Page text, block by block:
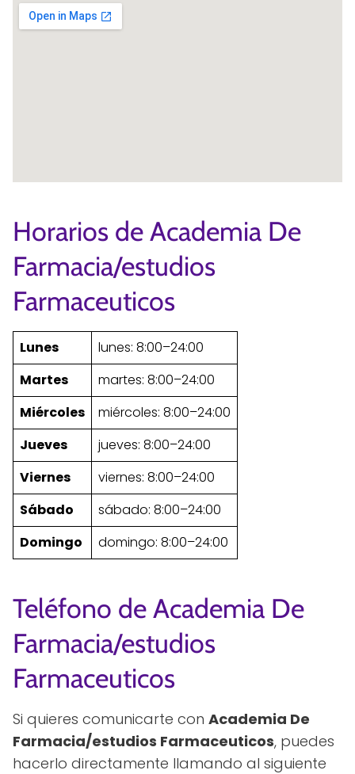
Horarios de Academia De
Farmacia/estudios
Farmaceuticos
Lunes
lunes: 8:00–24:00
Martes
martes: 8:00–24:00
Miércoles
miércoles: 8:00–24:00
Jueves
jueves: 8:00–24:00
Viernes
viernes: 8:00–24:00
Sábado
sábado: 8:00–24:00
Domingo
domingo: 8:00–24:00
Teléfono de Academia De
Farmacia/estudios
Farmaceuticos
Si quieres comunicarte con Academia De
Farmacia/estudios Farmaceuticos, puedes
hacerlo directamente llamando al siguiente